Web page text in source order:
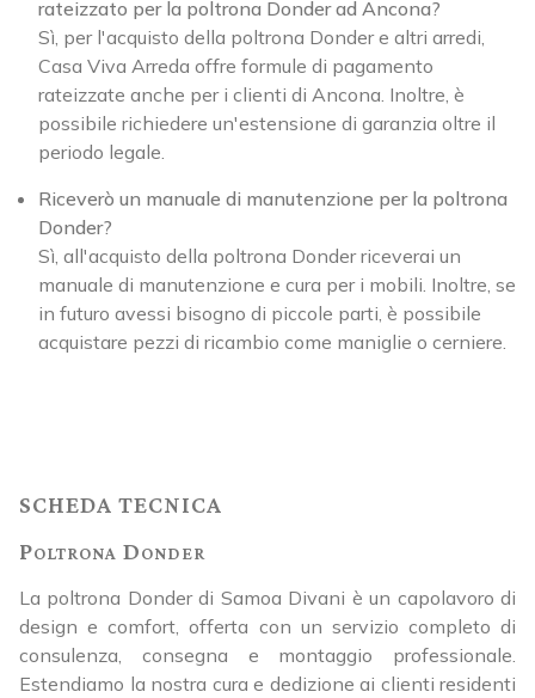
rateizzato per la poltrona Donder ad Ancona?
Sì, per l'acquisto della poltrona Donder e altri arredi,
Casa Viva Arreda offre formule di pagamento
rateizzate anche per i clienti di Ancona. Inoltre, è
possibile richiedere un'estensione di garanzia oltre il
periodo legale.
Riceverò un manuale di manutenzione per la poltrona
Donder?
Sì, all'acquisto della poltrona Donder riceverai un
manuale di manutenzione e cura per i mobili. Inoltre, se
in futuro avessi bisogno di piccole parti, è possibile
acquistare pezzi di ricambio come maniglie o cerniere.
SCHEDA TECNICA
Poltrona Donder
La poltrona Donder di Samoa Divani è un capolavoro di
design e comfort, offerta con un servizio completo di
consulenza, consegna e montaggio professionale.
Estendiamo la nostra cura e dedizione ai clienti residenti